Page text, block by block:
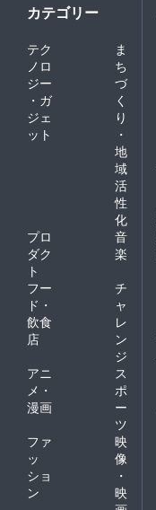
カテゴリー
テク
ノロ
ジー
・ガ
ジェ
ット
ま
ち
づ
く
り
・
地
域
活
性
化
プロ
ダク
ト
音
楽
フー
ド・
飲食
店
チ
ャ
レ
ン
ジ
アニ
メ・
漫画
ス
ポ
ー
ツ
ファ
ッ
ショ
ン
映
像
・
映